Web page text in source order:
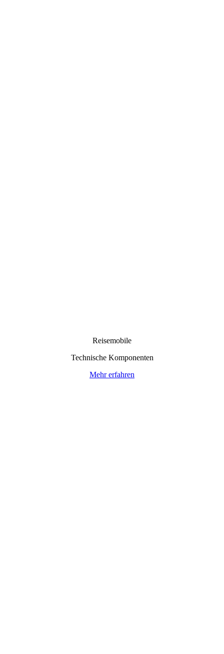
Reisemobile
Technische Komponenten
Mehr erfahren